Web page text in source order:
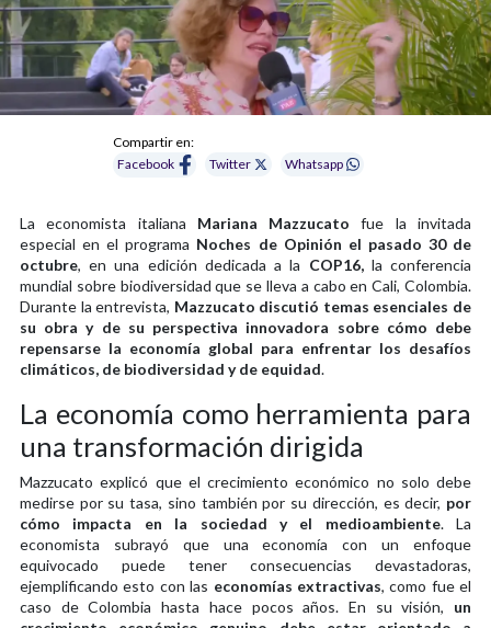
Compartir en:
Facebook
Twitter Whatsapp
La economista italiana Mariana Mazzucato fue la invitada
especial en el programa Noches de Opinión el pasado 30 de
octubre, en una edición dedicada a la COP16,la conferencia
mundial sobre biodiversidad que se lleva a cabo en Cali, Colombia.
Durante la entrevista, Mazzucato discutió temas esenciales de
su obra y de su perspectiva innovadora sobre cómo debe
repensarse la economía global para enfrentar los desafíos
climáticos, de biodiversidad y de equidad.
La economía como herramienta para
una transformación dirigida
Mazzucato explicó que el crecimiento económico no solo debe
medirse por su tasa, sino también por su dirección, es decir, por
cómo impacta en la sociedad y el medioambiente. La
economista subrayó que una economía con un enfoque
equivocado puede tener consecuencias devastadoras,
ejemplificando esto con las economías extractivas, como fue el
caso de Colombia hasta hace pocos años. En su visión, un